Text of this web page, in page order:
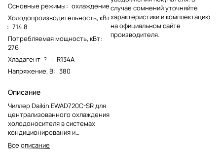
Основные режимы: охлаждение
Холодопроизводительность, кВт
: 714.8
Потребляемая мощность, кВт:
276
Хладагент ? : R134A
Напряжение, В: 380
Описание
Чиллер Daikin EWAD720C-SR для
централизованного охлаждения
холодоносителя в системах
кондиционирования и
технологических контурах.
Модель снята с производства.
Все описание
случае сомнений уточняйте
характеристики и комплектацию
на официальном сайте
производителя.